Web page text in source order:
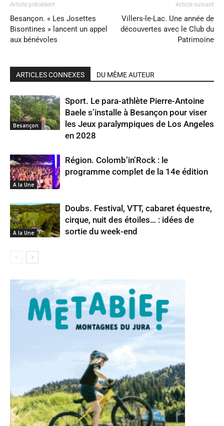
Article précédent
Besançon. « Les Josettes
Bisontines » lancent un appel
aux bénévoles
Article suivant
Villers-le-Lac. Une année de
découvertes avec le Club du
Patrimoine
ARTICLES CONNEXES DU MÊME AUTEUR
Besançon
Sport. Le para-athlète Pierre-Antoine
Baele s’installe à Besançon pour viser
les Jeux paralympiques de Los Angeles
en 2028
A la Une
Région. Colomb’in’Rock : le
programme complet de la 14e édition
A la Une
Doubs. Festival, VTT, cabaret équestre,
cirque, nuit des étoiles… : idées de
sortie du week-end